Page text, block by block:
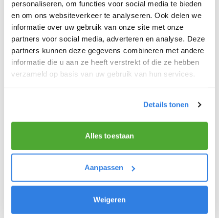
personaliseren, om functies voor social media te bieden
en om ons websiteverkeer te analyseren. Ook delen we
informatie over uw gebruik van onze site met onze
partners voor social media, adverteren en analyse. Deze
partners kunnen deze gegevens combineren met andere
informatie die u aan ze heeft verstrekt of die ze hebben
verzameld op basis van uw gebruik van hun services.
Details tonen
Alles toestaan
Aanpassen
Weigeren
newspapers in Ottoland.
We hope you can get started soon and wish you
the best of luck! 🚴‍♂️💨